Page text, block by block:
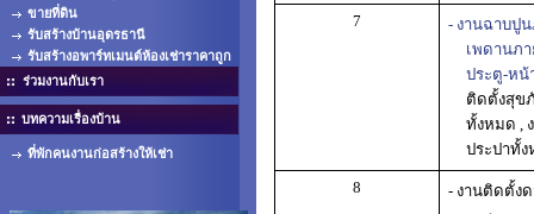
ขายที่ดิน
รับสร้างบ้านอุดรธานี
รับสร้างอพาร์ทเมนต์ห้องเช่าราคาถูก
ร่วมงานกับเรา
บทความเรื่องบ้าน
ที่พักคนงานก่อสร้างให้เช่า
7
- งานฉาบปู
เพดานภ
ประตู-หน้
ติดตั้งสุข
ทั้งหมด ,
ประปาทั้
8
- งานติดตั้ง